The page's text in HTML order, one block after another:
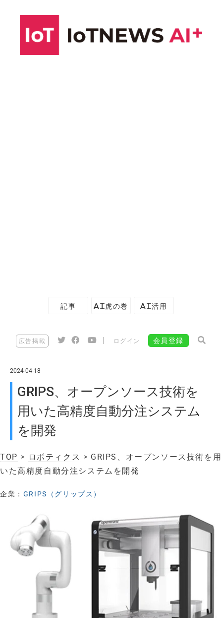
記事 AI虎の巻 AI活用
広告掲載 ログイン 会員登録
2024-04-18
GRIPS、オープンソース技術を
用いた高精度自動分注システム
を開発
TOP > ロボティクス > GRIPS、オープンソース技術を用
いた高精度自動分注システムを開発
企業： GRIPS（グリップス）